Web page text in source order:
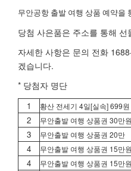
무안공항 출발 여행 상품 예약을
당첨 사은품은 주소를 통해 선
자세한 사항은 문의 전화
겠습니다.
* 당첨자 명단
1 황산 전세기 4일[실속] 699원
2
무안출발 여행 상품권 30만원
3
무안출발 여행 상품권 20만
4
무안출발 여행 상품권 15만원
4
무안출발 여행 상품권 15만원